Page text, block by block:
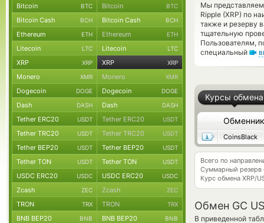
Мы
Ripple (XRP) по
также и резерву
тщательную
Пользователям,
специальный
Курсы обмена
Обменник
CoinsBlack
Всего по
Суммарный резерв
Курс обмена XRP/
Обмен GC
В приведенной
Bitcoin BTC Bitcoin BTC
Bitcoin Cash BCH Bitcoin Cash BCH
Ethereum ETH Ethereum ETH
Litecoin LTC Litecoin LTC
XRP XRP XRP XRP
Monero XMR Monero XMR
Dogecoin DOGE Dogecoin DOGE
Dash DASH Dash DASH
Tether ERC20 USDT Tether ERC20 USDT
Tether TRC20 USDT Tether TRC20 USDT
Tether BEP20 USDT Tether BEP20 USDT
Tether TON USDT Tether TON USDT
USDC ERC20 USDC USDC ERC20 USDC
Zcash ZEC Zcash ZEC
TRON TRX TRON TRX
BNB BEP20 BNB BNB BEP20 BNB